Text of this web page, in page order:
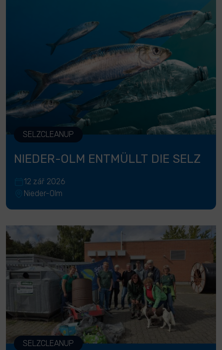
SELZCLEANUP
NIEDER-OLM ENTMÜLLT DIE SELZ
12 zář 2026
Nieder-Olm
SELZCLEANUP